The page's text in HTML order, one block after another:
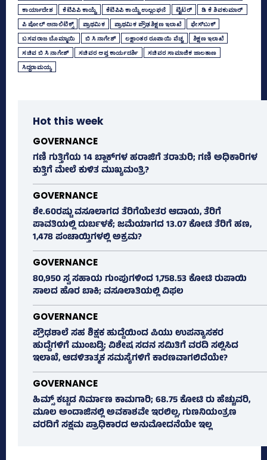
ಕಾರ್ಯಾದೇಶ ಕೆಟಿಪಿಪಿ ಕಾಯ್ದೆ ಕೆಟಿಪಿಪಿ ಕಾಯ್ದೆ ಉಲ್ಲಂಘನೆ ಟ್ವಿಟರ್‌ ಡಿ ಕೆ ಶಿವಕುಮಾರ್
ಪಿ ಪೋಲ್‌ ಅನಾಲಿಟಿಕ್ಸ್‌ ಪ್ರಾಥಮಿಕ ಪ್ರಾಥಮಿಕ ಪ್ರೌಢಶಿಕ್ಷಣ ಇಲಾಖೆ ಫೇಸ್‌ಬುಕ್‌
ಬಸವರಾಜ ಬೊಮ್ಮಾಯಿ ಬಿ ಸಿ ನಾಗೇಶ್‌ ಲಕ್ಷಾಂತರ ರೂಪಾಯಿ ವೆಚ್ಚ ಶಿಕ್ಷಣ ಇಲಾಖೆ
ಸಚಿವ ಬಿ ಸಿ ನಾಗೇಶ್‌ ಸಚಿವರ ಆಪ್ತ ಕಾರ್ಯದರ್ಶಿ ಸಚಿವರ ಸಾಮಾಜಿಕ ಜಾಲತಾಣ
ಸಿದ್ದರಾಮಯ್ಯ
Hot this week
GOVERNANCE
ಗಣಿ ಗುತ್ತಿಗೆಯ 14 ಬ್ಲಾಕ್‌ಗಳ ಹರಾಜಿಗೆ ತರಾತುರಿ; ಗಣಿ ಅಧಿಕಾರಿಗಳ
ಕುತ್ತಿಗೆ ಮೇಲೆ ಕುಳಿತ ಮುಖ್ಯಮಂತ್ರಿ?
GOVERNANCE
ಶೇ.60ರಷ್ಟು ವಸೂಲಾಗದ ತೆರಿಗೆಯೇತರ ಆದಾಯ, ತೆರಿಗೆ
ಪಾವತಿಯಲ್ಲಿ ದುರ್ಬಳಕೆ; ಜಮೆಯಾಗದ 13.07 ಕೋಟಿ ತೆರಿಗೆ ಹಣ,
1,478 ಪಂಚಾಯ್ತಿಗಳಲ್ಲಿ ಅಕ್ರಮ?
GOVERNANCE
80,950 ಸ್ವ ಸಹಾಯ ಗುಂಪುಗಳಿಂದ 1,758.53 ಕೋಟಿ ರುಪಾಯಿ
ಸಾಲದ ಹೊರ ಬಾಕಿ; ವಸೂಲಾತಿಯಲ್ಲಿ ವಿಫಲ
GOVERNANCE
ಪ್ರೌಢಶಾಲೆ ಸಹ ಶಿಕ್ಷಕ ಹುದ್ದೆಯಿಂದ ಪಿಯು ಉಪನ್ಯಾಸಕರ
ಹುದ್ದೆಗಳಿಗೆ ಮುಂಬಡ್ತಿ; ವಿಶೇಷ ಸದನ ಸಮಿತಿಗೆ ವರದಿ ಸಲ್ಲಿಸಿದ
ಇಲಾಖೆ, ಆಡಳಿತಾತ್ಮಕ ಸಮಸ್ಯೆಗಳಿಗೆ ಕಾರಣವಾಗಲಿದೆಯೇ?
GOVERNANCE
ಹಿಮ್ಸ್‌ ಕಟ್ಟಡ ನಿರ್ಮಾಣ ಕಾಮಗಾರಿ; 68.75 ಕೋಟಿ ರು ಹೆಚ್ಚುವರಿ,
ಮೂಲ ಅಂದಾಜಿನಲ್ಲಿ ಅವಕಾಶವೇ ಇರಲಿಲ್ಲ, ಗುಣನಿಯಂತ್ರಣ
ವರದಿಗೆ ಸಕ್ಷಮ ಪ್ರಾಧಿಕಾರದ ಅನುಮೋದನೆಯೇ ಇಲ್ಲ